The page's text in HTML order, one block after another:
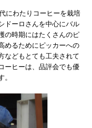
にわたりコーヒーを栽培
ドーロさんを中心にバル
の時期にはたくさんのピ
めるためにピッカーへの
などもとても工夫されて
ーヒーは、品評会でも優